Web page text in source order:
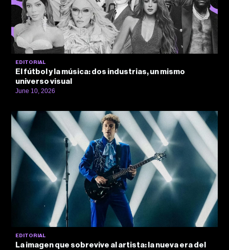
EDITORIAL
El fútbol y la música: dos industrias, un mismo
universo visual
June 10, 2026
EDITORIAL
La imagen que sobrevive al artista: la nueva era del